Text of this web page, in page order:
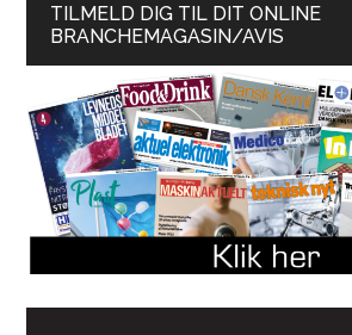
TILMELD DIG TIL DIT ONLINE
BRANCHEMAGASIN/AVIS